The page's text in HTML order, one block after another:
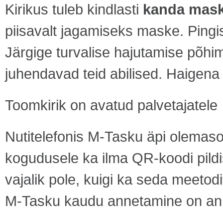
Kirikus tuleb kindlasti kanda
piisavalt jagamiseks maske.
Järgige turvalise hajutamise
juhendavad teid abilised.
Toomkirik on avatud
Nutitelefonis M-Tasku äpi
kogudusele ka ilma QR-koodi
vajalik pole, kuigi ka seda
M-Tasku kaudu annetamine on